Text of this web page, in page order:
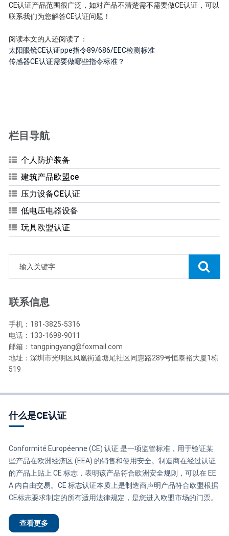
CE认证产品范围很广泛，如对产品不清楚需不需要做CE认证，可以
联系我们为您解答CE认证问题！
阅读本文的人还阅读了：
太阳眼镜CE认证ppe指令89/686/EEC检测标准
传感器CE认证需要做哪些指令标准？
栏目导航
个人防护装备
建筑产品欧盟ce
压力设备CE认证
低电压电器设备
玩具欧盟认证
联系信息
手机：181-3825-5316
电话：133-1698-9011
邮箱：tangpingyang@foxmail.com
地址：深圳市光明区凤凰街道塘尾社区同惠路289号恒泰裕大厦1栋
519
什么是CE认证
Conformité Européenne (CE) 认证 是一项监管标准，用于验证某
些产品在欧洲经济区 (EEA) 的销售和使用安全。制造商在经过认证
的产品上贴上 CE 标志，表明该产品符合欧洲安全规则，可以在 EE
A 内自由交易。CE 标志认证本质上是制造商声明产品符合欧盟根据
CE标志要求制定的所有适用法律规定，是您进入欧盟市场的门票。
查看更多